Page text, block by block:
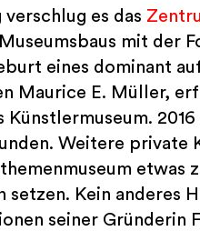
es das
mit der
eines dominant
Maurice E. Müller,
Künstlermuseum.
Weitere private
etwas
setzen. Kein anderes
seiner Gründerin